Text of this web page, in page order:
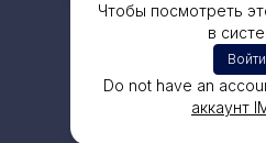
Чтобы посмотреть
в
Войти
Do not have an
аккаунт